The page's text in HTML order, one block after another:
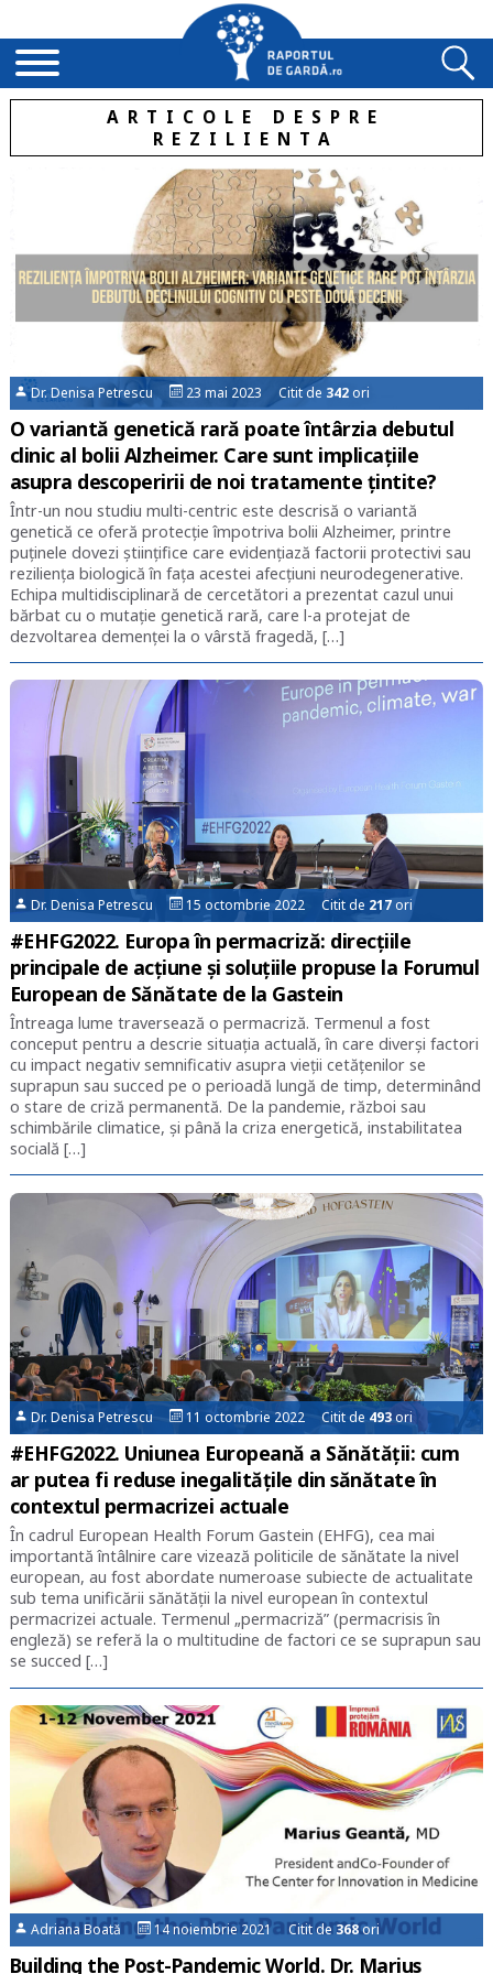
ARTICOLE DESPRE
REZILIENTA
Dr. Denisa Petrescu 23 mai 2023 Citit de 342 ori
O variantă genetică rară poate întârzia debutul
clinic al bolii Alzheimer. Care sunt implicațiile
asupra descoperirii de noi tratamente țintite?
Într-un nou studiu multi-centric este descrisă o variantă
genetică ce oferă protecție împotriva bolii Alzheimer, printre
puținele dovezi științifice care evidențiază factorii protectivi sau
reziliența biologică în fața acestei afecțiuni neurodegenerative.
Echipa multidisciplinară de cercetători a prezentat cazul unui
bărbat cu o mutație genetică rară, care l-a protejat de
dezvoltarea demenței la o vârstă fragedă, […]
Dr. Denisa Petrescu 15 octombrie 2022 Citit de 217 ori
#EHFG2022. Europa în permacriză: direcțiile
principale de acțiune și soluțiile propuse la Forumul
European de Sănătate de la Gastein
Întreaga lume traversează o permacriză. Termenul a fost
conceput pentru a descrie situația actuală, în care diverși factori
cu impact negativ semnificativ asupra vieții cetățenilor se
suprapun sau succed pe o perioadă lungă de timp, determinând
o stare de criză permanentă. De la pandemie, război sau
schimbările climatice, și până la criza energetică, instabilitatea
socială […]
Dr. Denisa Petrescu 11 octombrie 2022 Citit de 493ori
#EHFG2022. Uniunea Europeană a Sănătății: cum
ar putea fi reduse inegalitățile din sănătate în
contextul permacrizei actuale
În cadrul European Health Forum Gastein (EHFG), cea mai
importantă întâlnire care vizează politicile de sănătate la nivel
european, au fost abordate numeroase subiecte de actualitate
sub tema unificării sănătății la nivel european în contextul
permacrizei actuale. Termenul „permacriză” (permacrisis în
engleză) se referă la o multitudine de factori ce se suprapun sau
se succed […]
Adriana Boată 14 noiembrie 2021 Citit de368ori
Building the Post-Pandemic World. Dr. Marius